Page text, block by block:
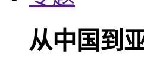
从中国到